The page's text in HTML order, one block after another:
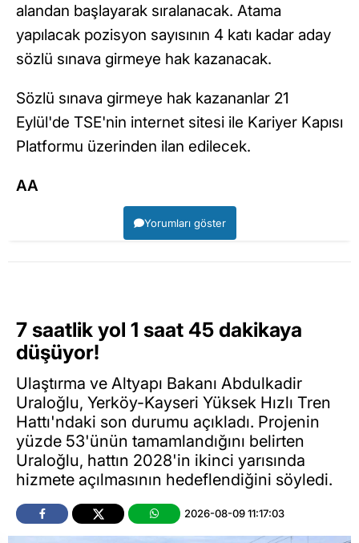
alandan başlayarak sıralanacak. Atama
yapılacak pozisyon sayısının 4 katı kadar aday
sözlü sınava girmeye hak kazanacak.
Sözlü sınava girmeye hak kazananlar 21
Eylül'de TSE'nin internet sitesi ile Kariyer Kapısı
Platformu üzerinden ilan edilecek.
AA
Yorumları göster
7 saatlik yol 1 saat 45 dakikaya
düşüyor!
Ulaştırma ve Altyapı Bakanı Abdulkadir
Uraloğlu, Yerköy-Kayseri Yüksek Hızlı Tren
Hattı'ndaki son durumu açıkladı. Projenin
yüzde 53'ünün tamamlandığını belirten
Uraloğlu, hattın 2028'in ikinci yarısında
hizmete açılmasının hedeflendiğini söyledi.
2026-08-09 11:17:03